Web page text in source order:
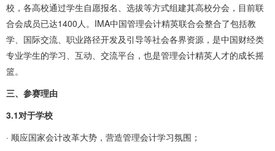
校，各高校通过学生自愿报名、选拔等方式组建其高校分会，目前联
合会成员已达1400人。IMA中国管理会计精英联合会整合了包括教
学、国际交流、职业路径开发及引导等社会各界资源，是中国财经类
专业学生的学习、互动、交流平台，也是管理会计精英人才的成长摇
篮。
三、参赛理由
3.1对于学校
· 顺应国家会计改革大势，营造管理会计学习氛围；